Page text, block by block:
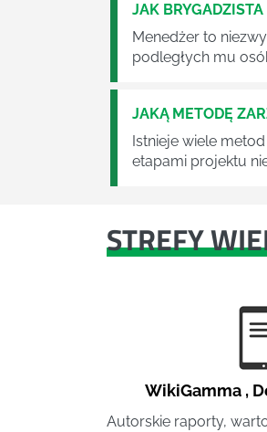
JAK
Menedżer to
podległych mu
JAKĄ METODĘ
Istnieje wiele
etapami projektu
STREFY
WikiGamma ,
Autorskie raporty,